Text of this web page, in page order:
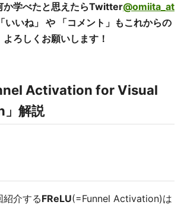
か学べたと思えたらTwitter@omiita_at
いいね」 や 「コメント」もこれからの
ろしくお願いします！
Activation for Visual
解説
紹介するFReLU(=Funnel Activation)は